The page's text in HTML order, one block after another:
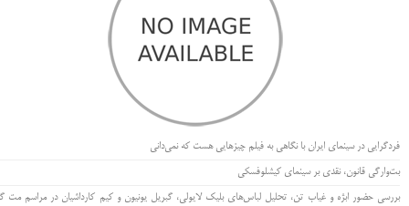
فردگرایی در سینمای ایران با نگاهی به فیلم چیزهایی هست که نمی‌دانی
بت‌وارگی قانون، نقدی بر سینمای کیشلوفسکی
بررسی حضور ابژه و غیاب تن، تحلیل لباس‌های بلیک لایولی، گبریل یونیون و کیم کارداشیان در مراسم مت